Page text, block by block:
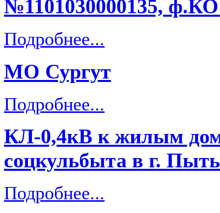
№1101030000135,
Подробнее...
МО Сургут
Подробнее...
КЛ-0,4кВ к жилым
соцкульбыта в г.
Подробнее...